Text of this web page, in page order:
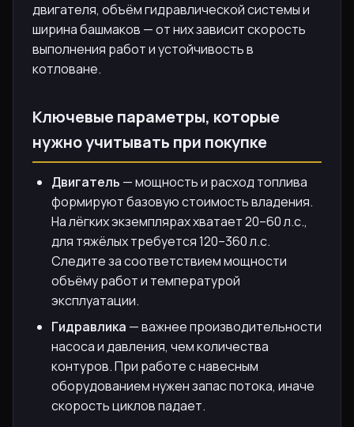
двигателя, объём гидравлической системы и
ширина башмаков — от них зависит скорость
выполнения работ и устойчивость в
котловане.
Ключевые параметры, которые
нужно учитывать при покупке
Двигатель — мощность и расход топлива
формируют базовую стоимость владения.
На лёгких экземплярах хватает 20–60 л.с.,
для тяжёлых требуется 120–360 л.с.
Следите за соответствием мощности
объёму работ и температурой
эксплуатации.
Гидравлика — важнее производительности
насоса и давления, чем количества
контуров. При работе с навесным
оборудованием нужен запас потока, иначе
скорость циклов падает.